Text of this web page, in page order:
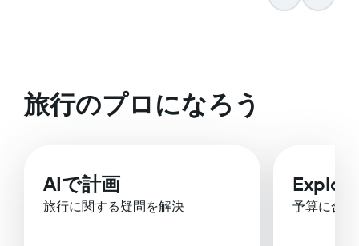
旅行のプロになろう
AIで計画
旅行に関する疑問を解決
Explore
予算に合